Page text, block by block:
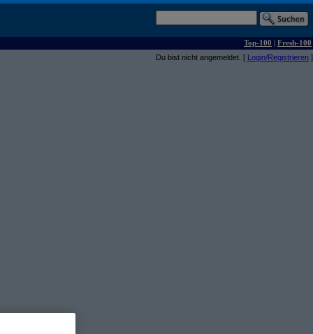
Top-100 | Fresh-100
Du bist nicht angemeldet. [ Login/Registrieren ]